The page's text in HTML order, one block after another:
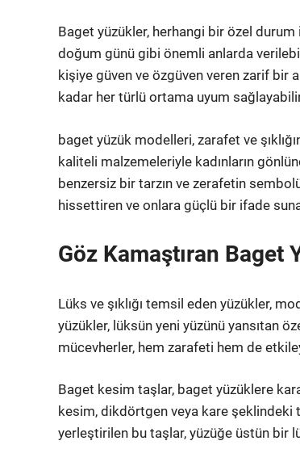
Baget yüzükler, herhangi bir özel
doğum günü gibi önemli anlarda
kişiye güven ve özgüven veren zarif bir
kadar her türlü ortama uyum
baget yüzük modelleri, zarafet ve
kaliteli malzemeleriyle kadınların
benzersiz bir tarzın ve zerafetin
hissettiren ve onlara güçlü bir ifade
Göz Kamaştıran Baget
Lüks ve şıklığı temsil eden yüzükler,
yüzükler, lüksün yeni yüzünü yansıtan
mücevherler, hem zarafeti hem de
Baget kesim taşlar, baget yüzüklere
kesim, dikdörtgen veya kare şeklindeki
yerleştirilen bu taşlar, yüzüğe üstün bir